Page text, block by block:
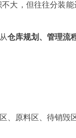
大，但往往分装
仓库规划、管理流
原料区、待销毁